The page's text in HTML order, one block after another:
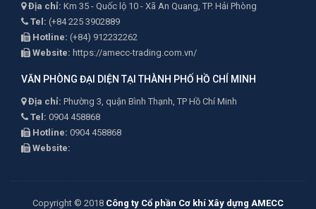
Địa chỉ: Km 35 - Quốc lộ 10 - Xã An Quang, TP. Hải Phòng
Tel: (+84 225 3902889
Hotline: (+84) 912232262
Website: https://amecc-trading.com.vn/
VĂN PHÒNG ĐẠI DIỆN TẠI THÀNH PHỐ HỒ CHÍ MINH
Địa chỉ: Phường 3, quận Bình Thạnh, TP Hồ Chí Minh
Tel: 0904 458868
Hotline: 0904 458868
Website:
Copyright © 2018 Công ty Cổ phần Cơ khí Xây dựng AMECC